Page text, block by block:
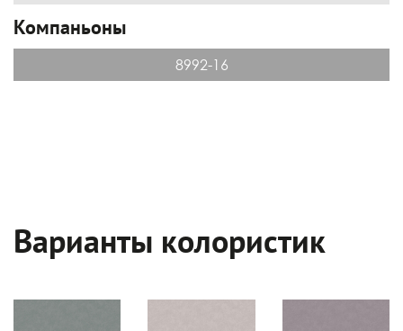
Компаньоны
8992-16
Варианты колористик